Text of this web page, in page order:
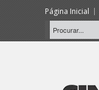
Página Inicial